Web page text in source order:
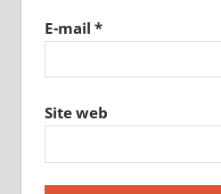
E-mail *
Site web